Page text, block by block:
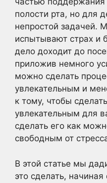
полости рта, но для
непростой задачей.
испытывают страх и
дело доходит до
приложив немного
можно сделать
увлекательным и
к тому, чтобы
увлекательным для
сделать его как
свободным от
В этой статье мы
это сделать,